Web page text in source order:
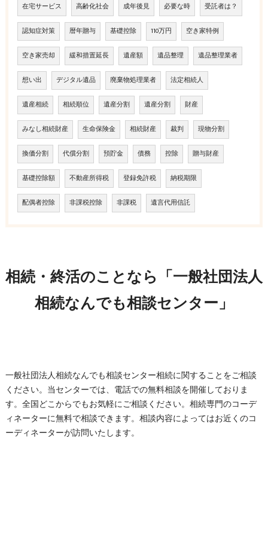
在宅サービス 高齢化社会 成年後見 必要な時 受託者は？
認知症対策 暦年贈与 基礎控除 110万円 空き家特例
空き家売却 緩和措置延長 遺産額 遺品整理 遺品整理業者
想い出 デジタル遺品 廃棄物処理業者 法定相続人
遺産相続 相続順位 遺産分割 遺産分割 財産
みなし相続財産 生命保険金 相続財産 裁判 現物分割
換価分割 代償分割 預貯金 債務 控除 贈与財産
基礎控除額 不動産所得税 登録免許税 納税期限
配偶者控除 非課税控除 非課税 遺言代用信託
相続・終活のことなら「一般社団法人
相続なんでも相談センター」
一般社団法人相続なんでも相談センター相続に関することをご相談
ください。当センターでは、電話での無料相談を開催しておりま
す。全国どこからでもお気軽にご相談ください。相続専門のコーデ
ィネーターに無料で相談できます。相談内容によってはお近くのコ
ーディネーターが訪問いたします。